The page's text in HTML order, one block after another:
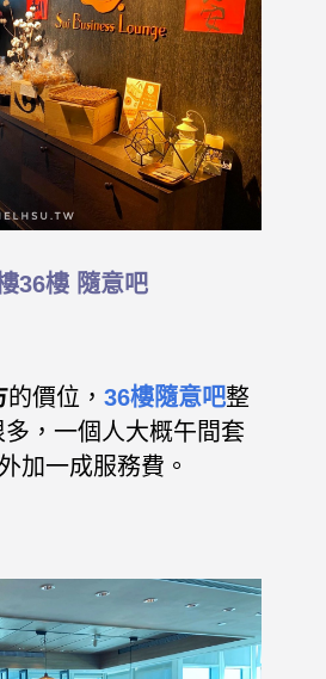
36樓 隨意吧
的價位， 36樓隨意吧整
，一個人大概午間套
加一成服務費。